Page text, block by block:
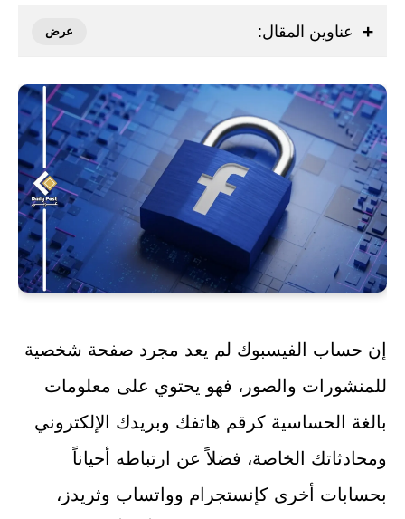
عناوين المقال:
إن حساب الفيسبوك لم يعد مجرد صفحة شخصية
للمنشورات والصور، فهو يحتوي على معلومات
بالغة الحساسية كرقم هاتفك وبريدك الإلكتروني
ومحادثاتك الخاصة، فضلاً عن ارتباطه أحياناً
بحسابات أخرى كإنستجرام وواتساب وثريدز،